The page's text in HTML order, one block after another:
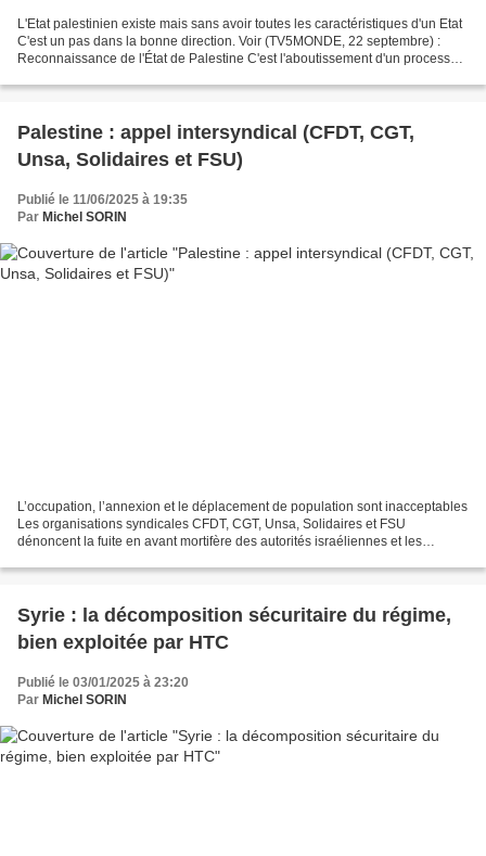
L'Etat palestinien existe mais sans avoir toutes les caractéristiques d'un Etat
C'est un pas dans la bonne direction. Voir (TV5MONDE, 22 septembre) :
Reconnaissance de l'État de Palestine C'est l'aboutissement d'un processus
Palestine : appel intersyndical (CFDT, CGT,
Unsa, Solidaires et FSU)
Publié le 11/06/2025 à 19:35
Par Michel SORIN
L’occupation, l’annexion et le déplacement de population sont inacceptables
Les organisations syndicales CFDT, CGT, Unsa, Solidaires et FSU
dénoncent la fuite en avant mortifère des autorités israéliennes et les
Syrie : la décomposition sécuritaire du régime,
bien exploitée par HTC
Publié le 03/01/2025 à 23:20
Par Michel SORIN